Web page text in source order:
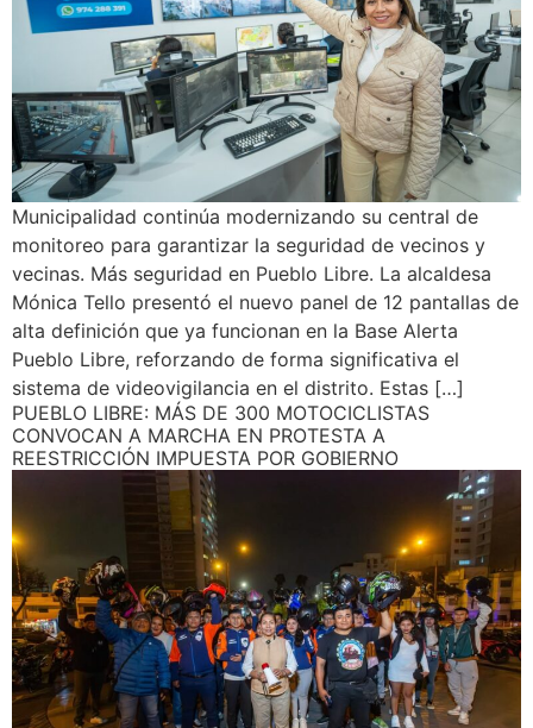
Municipalidad continúa modernizando su central de
monitoreo para garantizar la seguridad de vecinos y
vecinas. Más seguridad en Pueblo Libre. La alcaldesa
Mónica Tello presentó el nuevo panel de 12 pantallas de
alta definición que ya funcionan en la Base Alerta
Pueblo Libre, reforzando de forma significativa el
sistema de videovigilancia en el distrito. Estas […]
PUEBLO LIBRE: MÁS DE 300 MOTOCICLISTAS
CONVOCAN A MARCHA EN PROTESTA A
REESTRICCIÓN IMPUESTA POR GOBIERNO